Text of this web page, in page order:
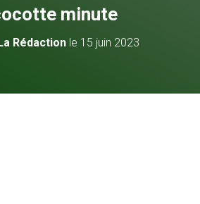
minute
Rédactionle 15 juin 2023